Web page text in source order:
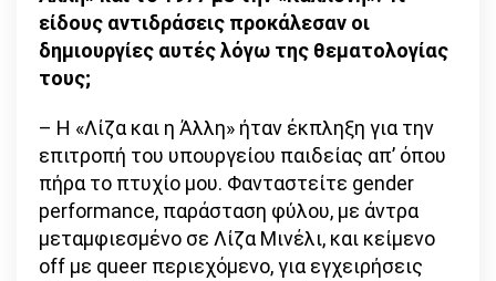
είδους αντιδράσεις προκάλεσαν οι
δημιουργίες αυτές λόγω της θεματολογίας
τους;
– Η «Λίζα και η Άλλη» ήταν έκπληξη για την
επιτροπή του υπουργείου παιδείας απ’ όπου
πήρα το πτυχίο μου. Φανταστείτε gender
performance, παράσταση φύλου, με άντρα
μεταμφιεσμένο σε Λίζα Μινέλι, και κείμενο
off με queer περιεχόμενο, για εγχειρήσεις